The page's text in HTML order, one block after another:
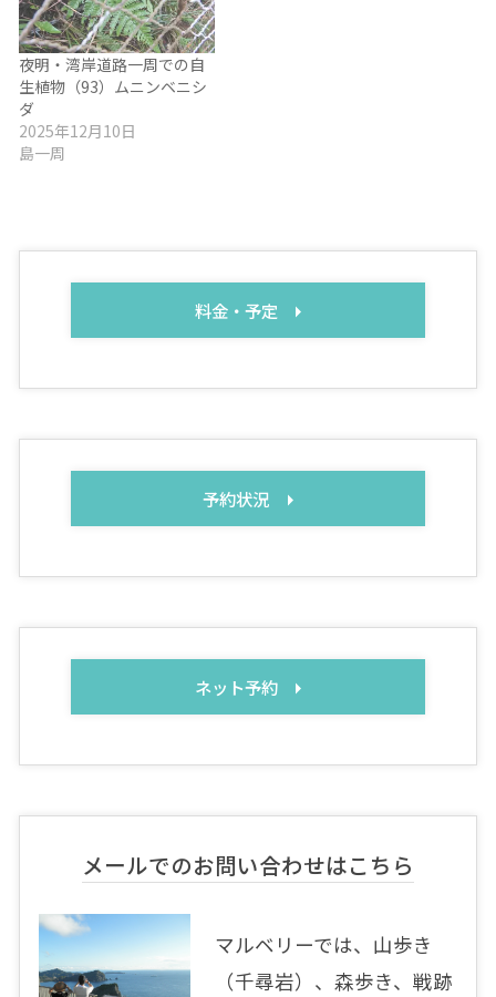
夜明・湾岸道路一周での自
生植物（93）ムニンベニシ
ダ
2025年12月10日
島一周
料金・予定
予約状況
ネット予約
メールでのお問い合わせはこちら
マルベリーでは、山歩き
（千尋岩）、森歩き、戦跡